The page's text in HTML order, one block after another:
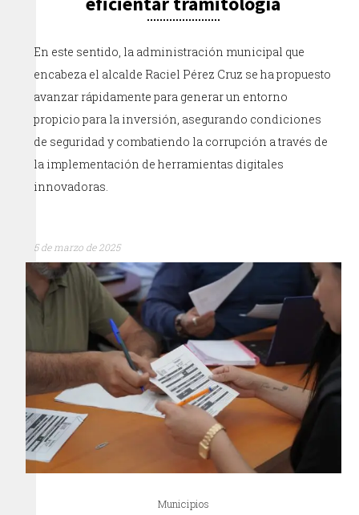
En este sentido, la administración municipal que
encabeza el alcalde Raciel Pérez Cruz se ha propuesto
avanzar rápidamente para generar un entorno
propicio para la inversión, asegurando condiciones
de seguridad y combatiendo la corrupción a través de
la implementación de herramientas digitales
innovadoras.
5 de marzo de 2025
Municipios